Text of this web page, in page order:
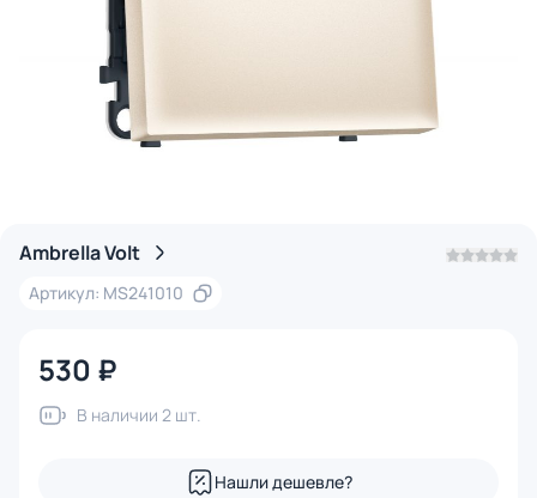
Ambrella Volt
Артикул: MS241010
530 ₽
В наличии 2 шт.
Нашли дешевле?